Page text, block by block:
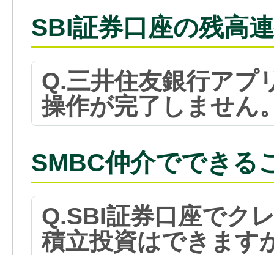
SBI証券口座の残高
Q.三井住友銀行アプ
操作が完了しません
SMBC仲介でできる
Q.SBI証券口座でク
積立投資はできます